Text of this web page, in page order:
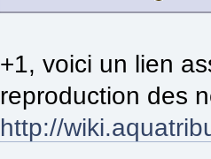
+1, voici un lien
reproduction des
http://